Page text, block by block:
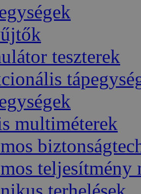
teszterek
multiméterek
teljesítmény